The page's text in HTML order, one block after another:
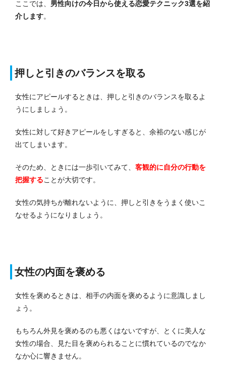
ここでは、 男性向けの今日から使える恋愛テクニック3選を紹
介します。
押しと引きのバランスを取る
女性にアピールするときは、押しと引きのバランスを取るよ
うにしましょう。
女性に対して好きアピールをしすぎると、余裕のない感じが
出てしまいます。
そのため、ときには一歩引いてみて、 客観的に自分の行動を
把握することが大切です。
女性の気持ちが離れないように、押しと引きをうまく使いこ
なせるようになりましょう。
女性の内面を褒める
女性を褒めるときは、相手の内面を褒めるように意識しまし
ょう。
もちろん外見を褒めるのも悪くはないですが、とくに美人な
女性の場合、見た目を褒められることに慣れているのでなか
なか心に響きません。